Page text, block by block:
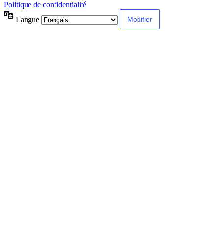
Politique de confidentialité
Langue